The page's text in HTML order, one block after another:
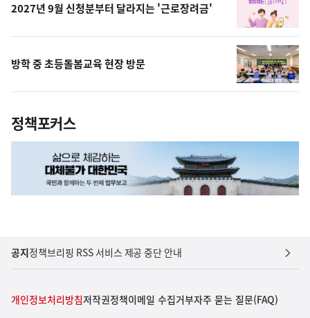
2027년 9월 신청분부터 달라지는 '근로장려금'
방학 중 초등돌봄교육 현장 방문
정책포커스
공지정책브리핑 RSS 서비스 제공 중단 안내
개인정보처리방침저작권정책이메일 수집거부자주 묻는 질문(FAQ)